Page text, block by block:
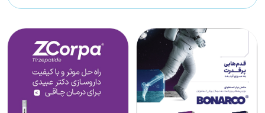
ایرانی به درمان‌های نوین چاقی است